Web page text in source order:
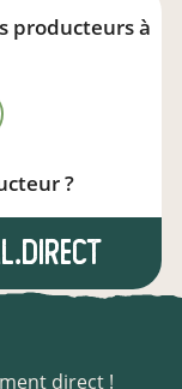
producteurs à
?
direct !